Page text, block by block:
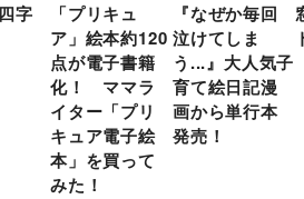
字
「プリキュ
ア」絵本約120
点が電子書籍
化！ ママラ
イター「プリ
キュア電子絵
本」を買って
みた！
『なぜか毎回
泣けてしま
う...』大人気子
育て絵日記漫
画から単行本
発売！